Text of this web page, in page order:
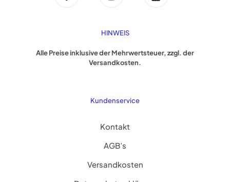
HINWEIS
Alle Preise inklusive der Mehrwertsteuer, zzgl. der
Versandkosten.
Kundenservice
Kontakt
AGB’s
Versandkosten